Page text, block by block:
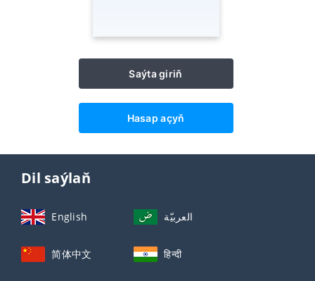
Saýta giriň
Hasap açyň
Dil saýlaň
English العربيّة
简体中文 हिन्दी